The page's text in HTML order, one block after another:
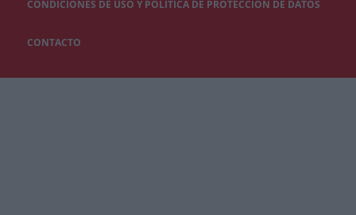
CONDICIONES DE USO Y POLÍTICA DE PROTECCIÓN DE DATOS
CONTACTO